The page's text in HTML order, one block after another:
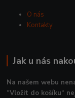
O nás
Kontakty
Jak u nás
Na našem webu
“Vložit do košíku“